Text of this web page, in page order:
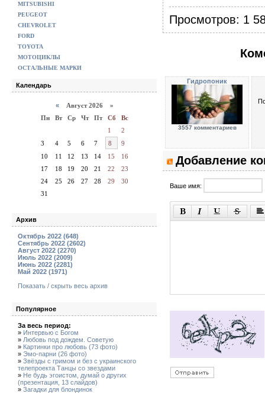
MITSUBISHI
PEUGEOT
CHEVROLET
FORD
TOYOTA
МОТОЦИКЛЫ
ОСТАЛЬНЫЕ МАРКИ
Календарь
« Август 2026 »
Пн
Вт Ср Чт Пт Сб
Вс
1
2
3
4 5 6 7 8
9
10
11 12 13 14 15
16
17
18 19 20 21 22
23
24
25 26 27 28 29
30
31
Архив
Октябрь 2022 (648)
Сентябрь 2022 (2602)
Август 2022 (2270)
Июль 2022 (2009)
Июнь 2022 (2281)
Май 2022 (1971)
Показать / скрыть весь архив
Популярное
За весь период:
» Интервью с Богом
» Любовь под дождем. Советую
» Картинки про любовь (73 фото)
» Эмо-парни (26 фото)
» Звёзды с гримом и без с украинского
телепроекта Танцы со звездами
» Не будь эгоистом, думай о других
(презентация, 13 слайдов)
» Загадки для блондинок
Просмотров: 1
Гидропоник
3557 комментариев
Добавление
Ваше имя: